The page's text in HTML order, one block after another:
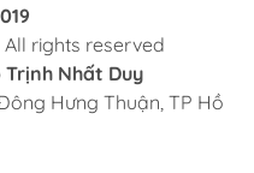
All rights reserved
Trịnh Nhất Duy
Hưng Thuận, TP Hồ